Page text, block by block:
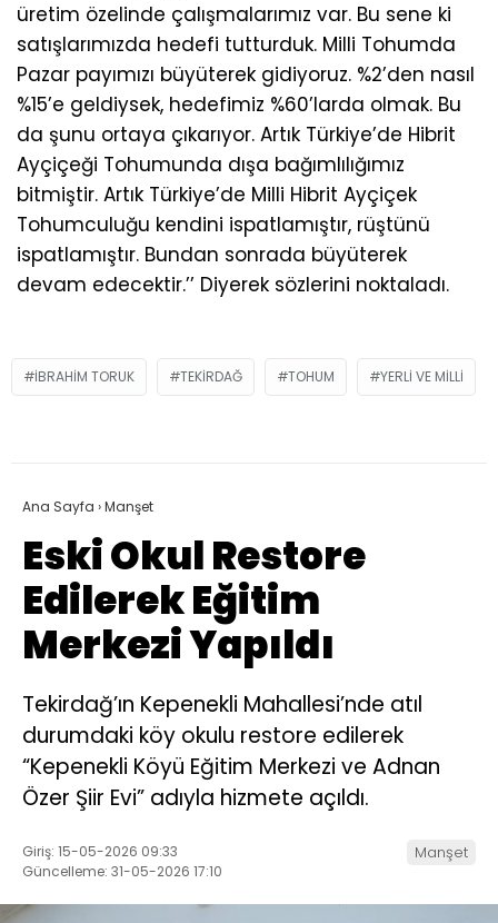
üretim özelinde çalışmalarımız var. Bu sene ki
satışlarımızda hedefi tutturduk. Milli Tohumda
Pazar payımızı büyüterek gidiyoruz. %2’den nasıl
%15’e geldiysek, hedefimiz %60’larda olmak. Bu
da şunu ortaya çıkarıyor. Artık Türkiye’de Hibrit
Ayçiçeği Tohumunda dışa bağımlılığımız
bitmiştir. Artık Türkiye’de Milli Hibrit Ayçiçek
Tohumculuğu kendini ispatlamıştır, rüştünü
ispatlamıştır. Bundan sonrada büyüterek
devam edecektir.’’ Diyerek sözlerini noktaladı.
IBRAHIM TORUK TEKIRDAĞ TOHUM YERLI VE MILLI
Ana Sayfa ›Manşet
Eski Okul Restore
Edilerek Eğitim
Merkezi Yapıldı
Tekirdağ’ın Kepenekli Mahallesi’nde atıl
durumdaki köy okulu restore edilerek
“Kepenekli Köyü Eğitim Merkezi ve Adnan
Özer Şiir Evi” adıyla hizmete açıldı.
Giriş: 15-05-2026 09:33
Güncelleme: 31-05-2026 17:10
Manşet